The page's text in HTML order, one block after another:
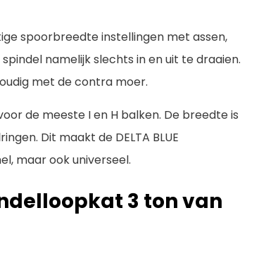
spoorbreedte instellingen met assen,
namelijk slechts in en uit te draaien.
met de contra moer.
de meeste I en H balken. De breedte is
Dit maakt de DELTA BLUE
maar ook universeel.
3 ton van